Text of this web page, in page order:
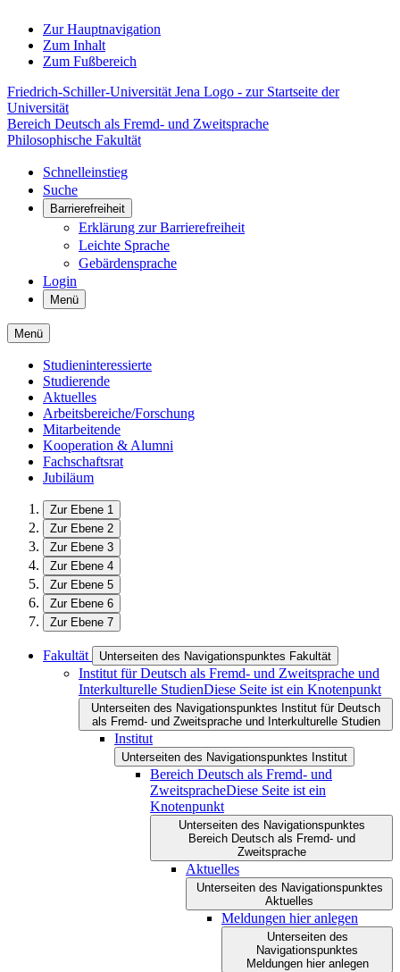
Zur Hauptnavigation
Zum Inhalt
Zum Fußbereich
Friedrich-Schiller-Universität Jena Logo - zur Startseite der
Universität
Bereich Deutsch als Fremd- und Zweitsprache
Philosophische Fakultät
Schnelleinstieg
Suche
Barrierefreiheit
Erklärung zur Barrierefreiheit
Leichte Sprache
Gebärdensprache
Login
Menü
Menü
Studieninteressierte
Studierende
Aktuelles
Arbeitsbereiche/Forschung
Mitarbeitende
Kooperation & Alumni
Fachschaftsrat
Jubiläum
Zur Ebene 1
Zur Ebene 2
Zur Ebene 3
Zur Ebene 4
Zur Ebene 5
Zur Ebene 6
Zur Ebene 7
Fakultät Unterseiten des Navigationspunktes Fakultät
Institut für Deutsch als Fremd- und Zweitsprache und
Interkulturelle StudienDiese Seite ist ein Knotenpunkt
Unterseiten des Navigationspunktes Institut für Deutsch
als Fremd- und Zweitsprache und Interkulturelle Studien
Institut
Unterseiten des Navigationspunktes Institut
Bereich Deutsch als Fremd- und
ZweitspracheDiese Seite ist ein
Knotenpunkt
Unterseiten des Navigationspunktes
Bereich Deutsch als Fremd- und
Zweitsprache
Aktuelles
Unterseiten des Navigationspunktes
Aktuelles
Meldungen hier anlegen
Unterseiten des
Navigationspunktes
Meldungen hier anlegen